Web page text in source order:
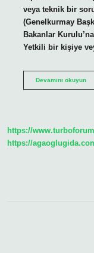
veya teknik bir
(Genelkurmay
Bakanlar
Yetkili bir kişiye
Devamını okuyun
https://
https://